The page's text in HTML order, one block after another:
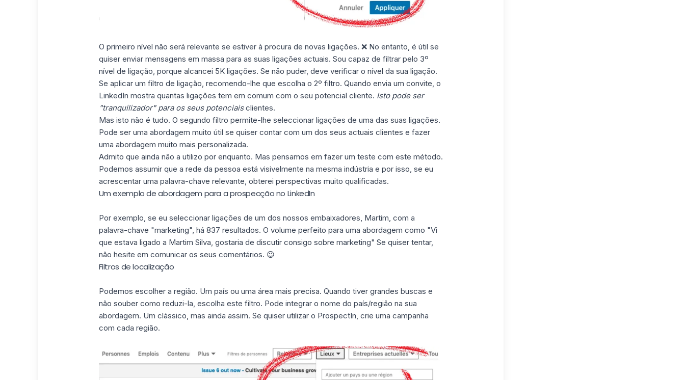
O primeiro nível não será relevante se estiver à procura de novas ligações. ❌ No entanto, é útil se
quiser enviar mensagens em massa para as suas ligações actuais. Sou capaz de filtrar pelo 3º
nível de ligação, porque alcancei 5K ligações. Se não puder, deve verificar o nível da sua ligação.
Se aplicar um filtro de ligação, recomendo-lhe que escolha o 2º filtro. Quando envia um convite, o
LinkedIn mostra quantas ligações tem em comum com o seu potencial cliente. Isto pode ser
"tranquilizador" para os seus potenciaisclientes.
Mas isto não é tudo. O segundo filtro permite-lhe seleccionar ligações de uma das suas ligações.
Pode ser uma abordagem muito útil se quiser contar com um dos seus actuais clientes e fazer
uma abordagem muito mais personalizada.
Admito que ainda não a utilizo por enquanto. Mas pensamos em fazer um teste com este método.
Podemos assumir que a rede da pessoa está visivelmente na mesma indústria e por isso, se eu
acrescentar uma palavra-chave relevante, obterei perspectivas muito qualificadas.
Um exemplo de abordagem para a prospecção no LinkedIn
Por exemplo, se eu seleccionar ligações de um dos nossos embaixadores, Martim, com a
palavra-chave "marketing", há 837 resultados. O volume perfeito para uma abordagem como "Vi
que estava ligado a Martim Silva, gostaria de discutir consigo sobre marketing" Se quiser tentar,
não hesite em comunicar os seus comentários. 😉
Filtros de localização
Podemos escolher a região. Um país ou uma área mais precisa. Quando tiver grandes buscas e
não souber como reduzi-la, escolha este filtro. Pode integrar o nome do país/região na sua
abordagem. Um clássico, mas ainda assim. Se quiser utilizar o ProspectIn , crie uma campanha
com cada região.